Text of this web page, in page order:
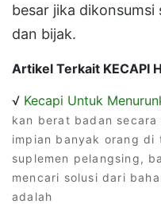
besar jika
dan bijak.
Artikel Terkait KECAPI
√ Kecapi Untuk
kan berat badan
impian banyak orang di
suplemen pelangsing,
mencari solusi dari
adalah